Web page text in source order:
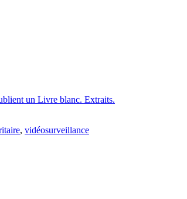
un Livre blanc. Extraits.
, vidéosurveillance